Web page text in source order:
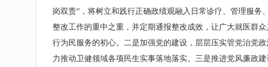
岗双责”，将树立和践行正确政绩观融入日常诊疗、管理服
整改工作的重中之重，并定期通报整改成效，让广大就医群
行为民服务的初心。二是加强党的建设，层层压实管党治党
力推动卫健领域各项民生实事落地落实。三是推进党风廉政